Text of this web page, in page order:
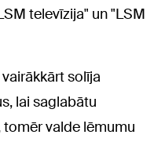
televīzija" un "LSM
solīja
lai saglabātu
valde lēmumu